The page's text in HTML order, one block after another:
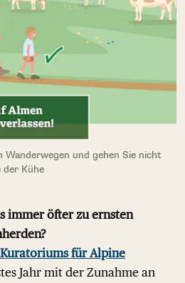
Wanderwegen und gehen Sie nicht
der Kühe
immer öfter zu ernsten
Kuratoriums für Alpine
Jahr mit der Zunahme an